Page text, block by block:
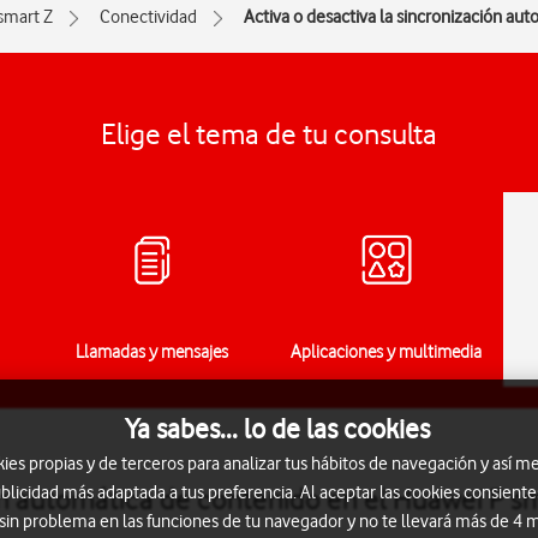
Z Conectividad Activa o desactiva la sincronización
Elige el tema de tu consulta
Llamadas y mensajes Aplicaciones y multimedia
automática de contenido en el Huawei P
Ya sabes... lo de las cookies
propias y de terceros para analizar tus hábitos de navegación y así
más adaptada a tus preferencia. Al aceptar las cookies
problema en las funciones de tu navegador y no te llevará más de 4